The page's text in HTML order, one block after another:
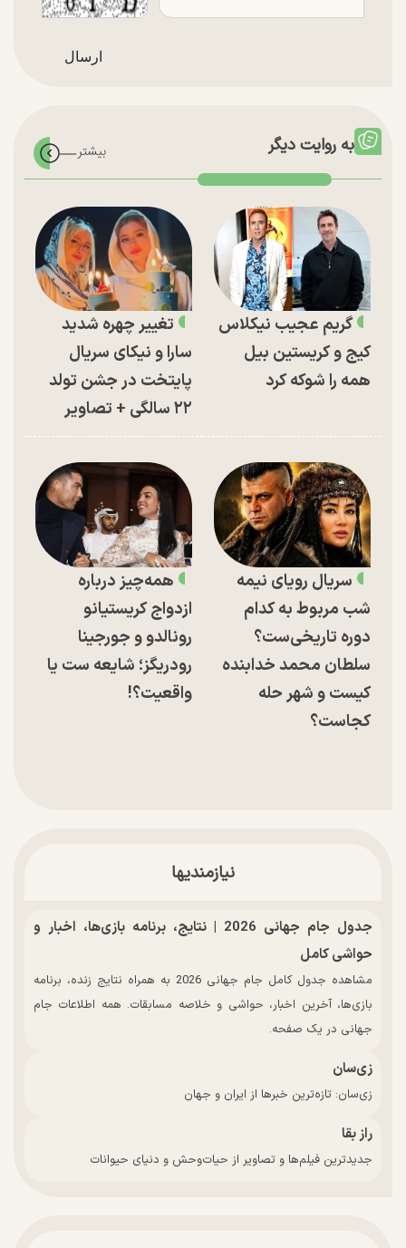
به روایت دیگر
گریم عجیب نیکلاس
کیج و کریستین بیل
همه را شوکه کرد
تغییر چهره شدید
سارا و نیکای سریال
پایتخت در جشن تولد
۲۲ سالگی + تصاویر
سریال رویای نیمه
شب مربوط به کدام
دوره تاریخی‌ست؟
سلطان محمد خدابنده
کیست و شهر حله
کجاست؟
همه‌چیز درباره
ازدواج کریستیانو
رونالدو و جورجینا
رودریگز؛ شایعه ست یا
واقعیت؟!
نیازمندیها
جدول جام جهانی 2026 | نتایج، برنامه بازی‌ها، اخبار و
حواشی کامل
مشاهده جدول کامل جام جهانی 2026 به همراه نتایج زنده، برنامه
بازی‌ها، آخرین اخبار، حواشی و خلاصه مسابقات. همه اطلاعات جام
جهانی در یک صفحه.
زی‌سان
زی‌سان: تازه‌ترین خبرها از ایران و جهان
راز بقا
جدیدترین فیلم‌ها و تصاویر از حیات‌وحش و دنیای حیوانات